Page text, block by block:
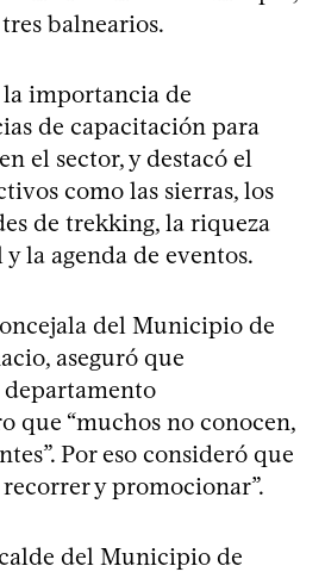
balnearios.
importancia de
de capacitación para
el sector, y destacó el
como las sierras, los
de trekking, la riqueza
la agenda de eventos.
del Municipio de
aseguró que
que “muchos no conocen,
Por eso consideró que
y promocionar”.
del Municipio de